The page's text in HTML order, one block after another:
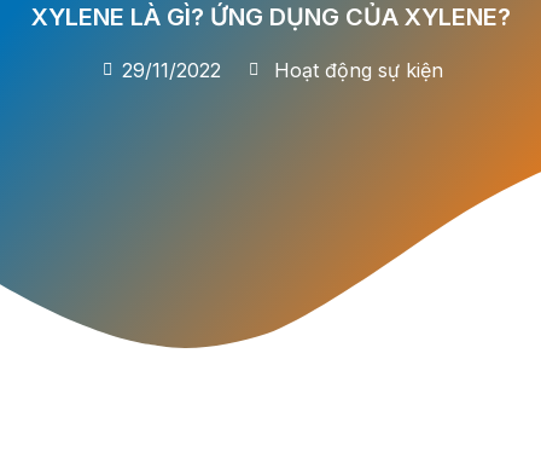
XYLENE LÀ GÌ? ỨNG DỤNG CỦA XYLENE?
29/11/2022 Hoạt động sự kiện